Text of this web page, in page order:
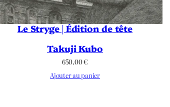
Le Stryge | Édition de tête
Takuji Kubo
650.00€
Ajouter au panier